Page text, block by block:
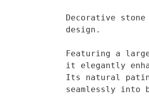
Decorative
design.
Featuring a
it elegantly
Its natural
seamlessly into